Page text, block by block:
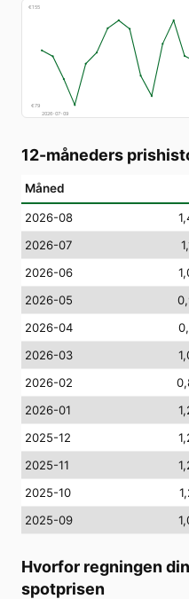
€155
€79
2026-07-09
12-måneders
Måned
2026-08
2026-07
2026-06
2026-05
2026-04
2026-03
2026-02
2026-01
2025-12
2025-11
2025-10
2025-09
Hvorfor regningen
spotprisen